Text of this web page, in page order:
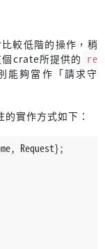
較低階的操作，稍
個crate所提供的 re
能夠當作「請求守
的實作方式如下：
Request};